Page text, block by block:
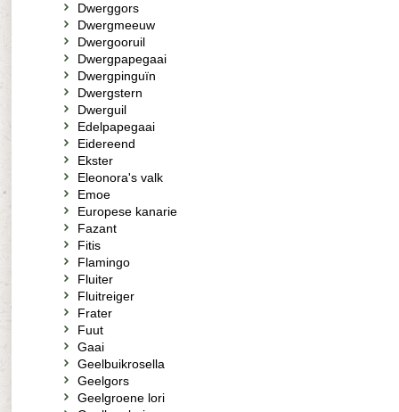
Dwerggors
Dwergmeeuw
Dwergooruil
Dwergpapegaai
Dwergpinguïn
Dwergstern
Dwerguil
Edelpapegaai
Eidereend
Ekster
Eleonora's valk
Emoe
Europese kanarie
Fazant
Fitis
Flamingo
Fluiter
Fluitreiger
Frater
Fuut
Gaai
Geelbuikrosella
Geelgors
Geelgroene lori